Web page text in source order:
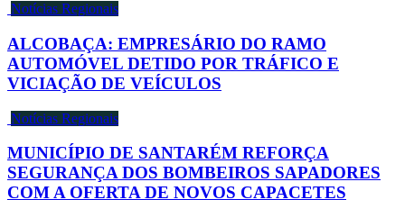
Notícias Regionais
ALCOBAÇA: EMPRESÁRIO DO RAMO
AUTOMÓVEL DETIDO POR TRÁFICO E
VICIAÇÃO DE VEÍCULOS
Notícias Regionais
MUNICÍPIO DE SANTARÉM REFORÇA
SEGURANÇA DOS BOMBEIROS SAPADORES
COM A OFERTA DE NOVOS CAPACETES